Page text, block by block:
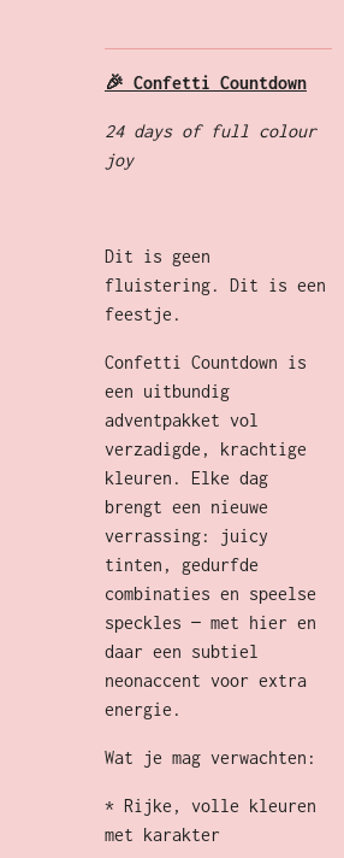
🎉 Confetti Countdown
24 days of full colour
joy
Dit is geen
fluistering. Dit is een
feestje.
Confetti Countdown is
een uitbundig
adventpakket vol
verzadigde, krachtige
kleuren. Elke dag
brengt een nieuwe
verrassing: juicy
tinten, gedurfde
combinaties en speelse
speckles — met hier en
daar een subtiel
neonaccent voor extra
energie.
Wat je mag verwachten:
* Rijke, volle kleuren
met karakter